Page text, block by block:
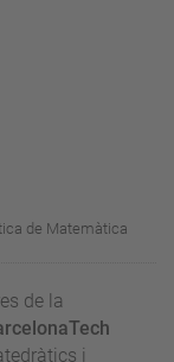
de Matemàtica
de la
i